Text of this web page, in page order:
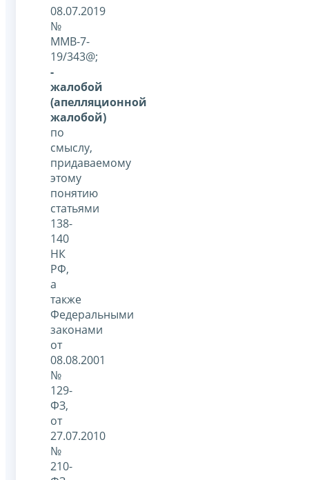
08.07.2019
№
ММВ-7-
19/343@;
-
жалобой
(апелляционной
жалобой)
по
смыслу,
придаваемому
этому
понятию
статьями
138-
140
НК
РФ,
а
также
Федеральными
законами
от
08.08.2001
№
129-
ФЗ,
от
27.07.2010
№
210-